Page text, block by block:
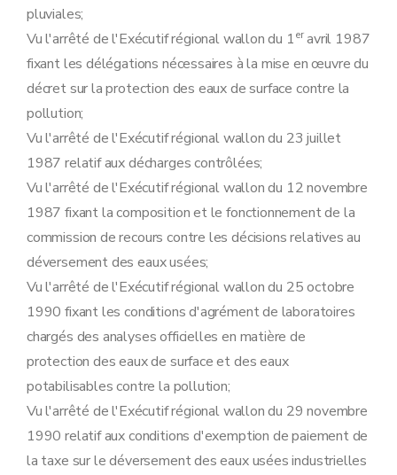
Art. 44
Art. 45
Sous-section 4 Contenu du permis unique
Art. 46
Art. 48
Art. 49
Art. 50
Art. 51
Art. 52
Art. 53
Art. 54
Art. 55
Sous-section 6 Tenue des registres
Art. 56
Art. 57
Art. 58
Section 3 (Dispositions complémentaires relatives aux établissements visés par l'accord de coopération entre l'Etat fédéral, les Régions flamande et wallonne et la Région de Bruxelles-Capitale concernant la maîtrise des dangers liés aux accidents majeurs impliquant des substances dangereuses
Sous-section première Généralités
Art. 60
Sous-section 2 Documents à joindre à la demande de permis d'environnement et de permis unique
Sous-section 3 Instruction et délivrance du permis d'environnement et du permis unique
Art. 62
pluviales;
Vu l'arrêté de l'Exécutif régional wallon du 1eravril 1987
fixant les délégations nécessaires à la mise en œuvre du
décret sur la protection des eaux de surface contre la
pollution;
Vu l'arrêté de l'Exécutif régional wallon du 23 juillet
1987 relatif aux décharges contrôlées;
Vu l'arrêté de l'Exécutif régional wallon du 12 novembre
1987 fixant la composition et le fonctionnement de la
commission de recours contre les décisions relatives au
déversement des eaux usées;
Vu l'arrêté de l'Exécutif régional wallon du 25 octobre
1990 fixant les conditions d'agrément de laboratoires
chargés des analyses officielles en matière de
protection des eaux de surface et des eaux
potabilisables contre la pollution;
Vu l'arrêté de l'Exécutif régional wallon du 29 novembre
1990 relatif aux conditions d'exemption de paiement de
la taxe sur le déversement des eaux usées industrielles